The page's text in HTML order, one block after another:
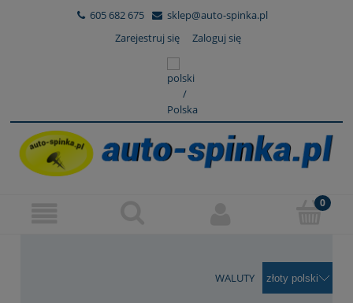
605 682 675
sklep@auto-spinka.pl
Zarejestruj się
Zaloguj się
WALUTY